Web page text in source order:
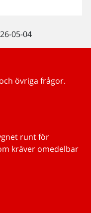
05-04
övriga frågor.
runt för
kräver omedelbar